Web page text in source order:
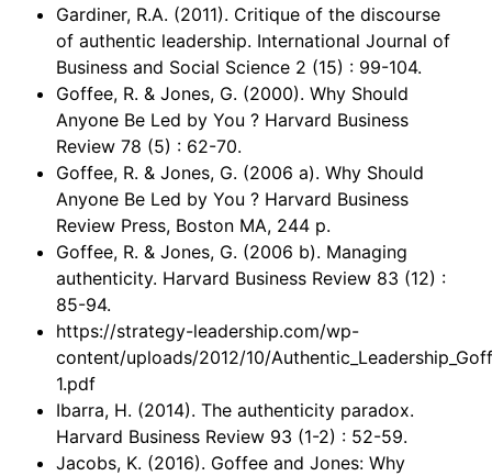
Gardiner, R.A. (2011). Critique of the discourse
of authentic leadership. International Journal of
Business and Social Science 2 (15) : 99-104.
Goffee, R. & Jones, G. (2000). Why Should
Anyone Be Led by You ? Harvard Business
Review 78 (5) : 62-70.
Goffee, R. & Jones, G. (2006 a). Why Should
Anyone Be Led by You ? Harvard Business
Review Press, Boston MA, 244 p.
Goffee, R. & Jones, G. (2006 b). Managing
authenticity. Harvard Business Review 83 (12) :
85-94.
https://strategy-leadership.com/wp-
content/uploads/2012/10/
1.pdf
Ibarra, H. (2014). The authenticity paradox.
Harvard Business Review 93 (1-2) : 52-59.
Jacobs, K. (2016). Goffee and Jones: Why